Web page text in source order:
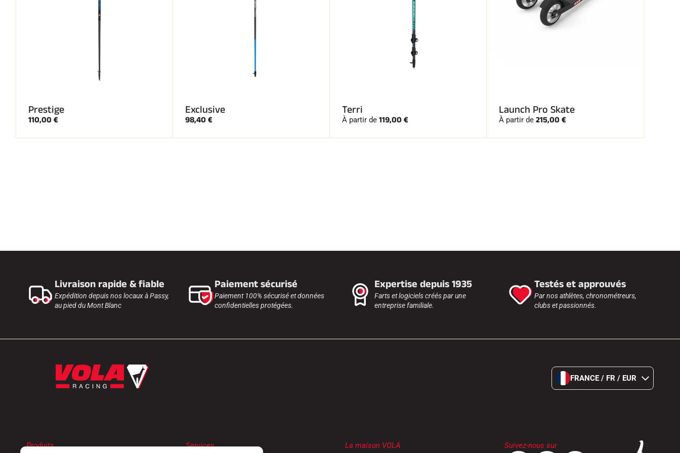
Prestige
110,00 €
Exclusive
98,40 €
Terri
À partir de 119,00 €
Launch Pro Skate
À partir de 215,00 €
Livraison rapide & fiable
Expédition depuis nos locaux à Passy,
au pied du Mont Blanc
Paiement sécurisé
Paiement 100% sécurisé et données
confidentielles protégées.
Expertise depuis 1935
Farts et logiciels créés par une
entreprise familiale.
Testés et approuvés
Par nos athlètes, chronométreurs,
clubs et passionnés.
FRANCE / FR / EUR
Produits
Services
La maison VOLA
Suivez-nous sur